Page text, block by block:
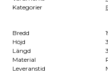
Kategorier
Bredd
Höjd
Längd
Material
Leveranstid